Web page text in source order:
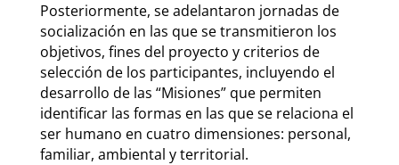
Posteriormente, se adelantaron jornadas de
socialización en las que se transmitieron los
objetivos, fines del proyecto y criterios de
selección de los participantes, incluyendo el
desarrollo de las “Misiones” que permiten
identificar las formas en las que se relaciona el
ser humano en cuatro dimensiones: personal,
familiar, ambiental y territorial.